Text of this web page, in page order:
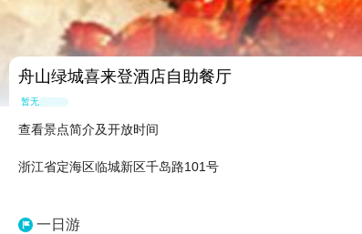
舟山绿城喜来登酒店自助餐厅
暂无点评
查看景点简介及开放时间
浙江省定海区临城新区千岛路101号
一日游